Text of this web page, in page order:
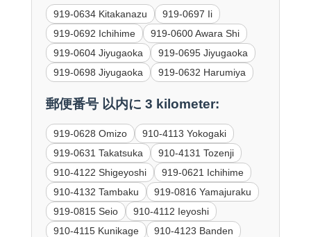
919-0634 Kitakanazu
919-0697 Ii
919-0692 Ichihime
919-0600 Awara Shi
919-0604 Jiyugaoka
919-0695 Jiyugaoka
919-0698 Jiyugaoka
919-0632 Harumiya
郵便番号 以内に 3 kilometer:
919-0628 Omizo
910-4113 Yokogaki
919-0631 Takatsuka
910-4131 Tozenji
910-4122 Shigeyoshi
919-0621 Ichihime
910-4132 Tambaku
919-0816 Yamajuraku
919-0815 Seio
910-4112 Ieyoshi
910-4115 Kunikage
910-4123 Banden